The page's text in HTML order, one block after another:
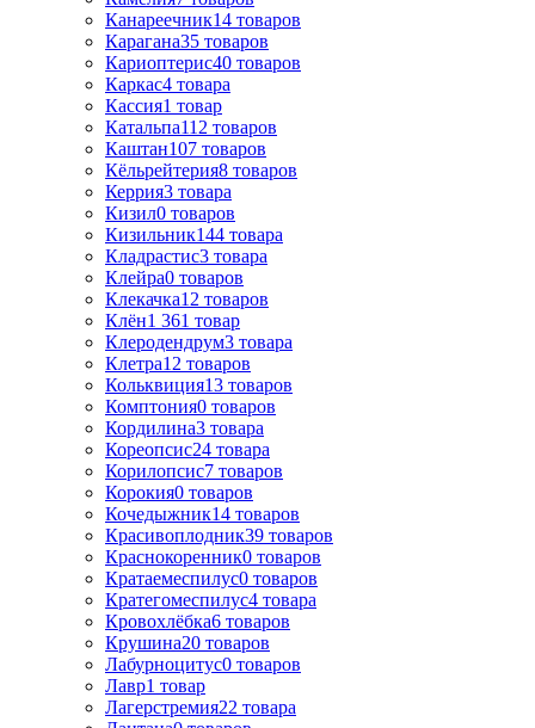
Канареечник14 товаров
Карагана35 товаров
Кариоптерис40 товаров
Каркас4 товара
Кассия1 товар
Катальпа112 товаров
Каштан107 товаров
Кёльрейтерия8 товаров
Керрия3 товара
Кизил0 товаров
Кизильник144 товара
Кладрастис3 товара
Клейра0 товаров
Клекачка12 товаров
Клён1 361 товар
Клеродендрум3 товара
Клетра12 товаров
Кольквиция13 товаров
Комптония0 товаров
Кордилина3 товара
Кореопсис24 товара
Корилопсис7 товаров
Корокия0 товаров
Кочедыжник14 товаров
Красивоплодник39 товаров
Краснокоренник0 товаров
Кратаемеспилус0 товаров
Кратегомеспилус4 товара
Кровохлёбка6 товаров
Крушина20 товаров
Лабурноцитус0 товаров
Лавр1 товар
Лагерстремия22 товара